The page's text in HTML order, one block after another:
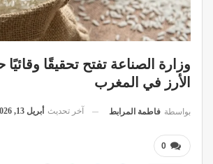
وزارة الصناعة تفتح تحقيقًا
الأرز في المغرب
بواسطة فاطمة المرابط آخر تحديث أبريل 13, 2026
0